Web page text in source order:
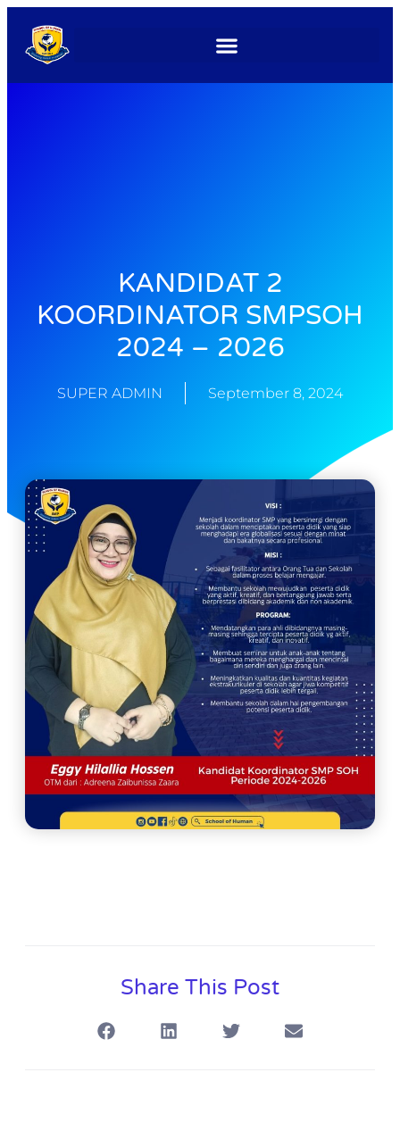
KANDIDAT 2
KOORDINATOR SMPSOH
2024 – 2026
SUPER ADMIN September 8, 2024
Share This Post